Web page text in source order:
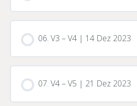
06. V3 – V4 | 14 Dez 2023
07. V4 – V5 | 21 Dez 2023